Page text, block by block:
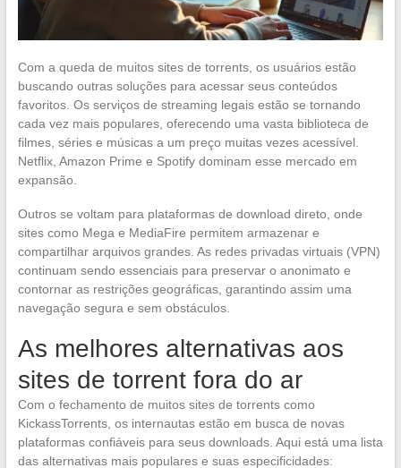
Com a queda de muitos sites de torrents, os usuários estão
buscando outras soluções para acessar seus conteúdos
favoritos. Os serviços de streaming legais estão se tornando
cada vez mais populares, oferecendo uma vasta biblioteca de
filmes, séries e músicas a um preço muitas vezes acessível.
Netflix, Amazon Prime e Spotify dominam esse mercado em
expansão.
Outros se voltam para plataformas de download direto, onde
sites como Mega e MediaFire permitem armazenar e
compartilhar arquivos grandes. As redes privadas virtuais (VPN)
continuam sendo essenciais para preservar o anonimato e
contornar as restrições geográficas, garantindo assim uma
navegação segura e sem obstáculos.
As melhores alternativas aos
sites de torrent fora do ar
Com o fechamento de muitos sites de torrents como
KickassTorrents, os internautas estão em busca de novas
plataformas confiáveis para seus downloads. Aqui está uma lista
das alternativas mais populares e suas especificidades: